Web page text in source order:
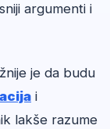
argumenti i
je da budu
i
lakše razume